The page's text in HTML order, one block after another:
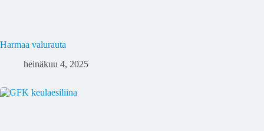
Harmaa valurauta
heinäkuu 4, 2025